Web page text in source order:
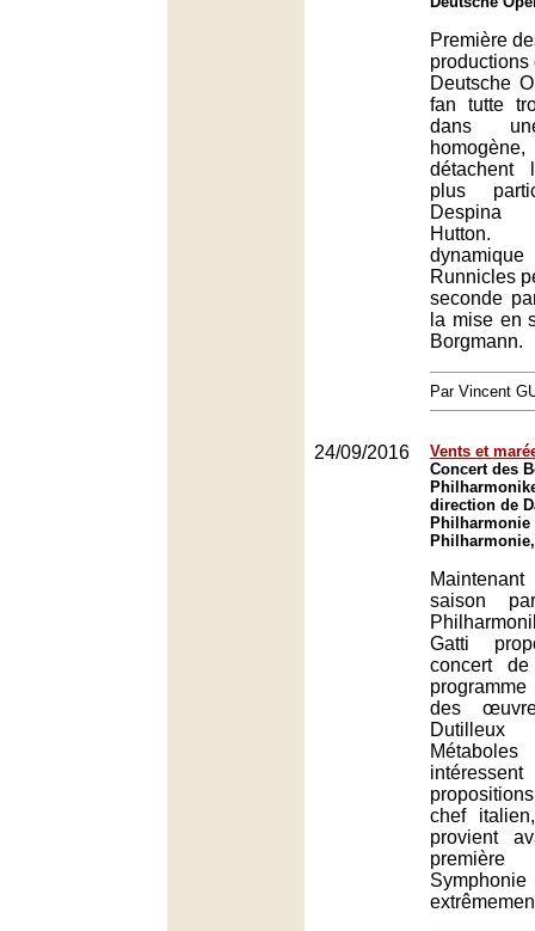
Première
productions
Deutsche
fan tutte
dans
détachent
plus
Despina
Hutton.
Runnicles
seconde
la mise en
Borgmann.
Par Vincent
24/09/2016
Vents et
Concert des
direction de
saison
Gatti
concert
des
chef
provient